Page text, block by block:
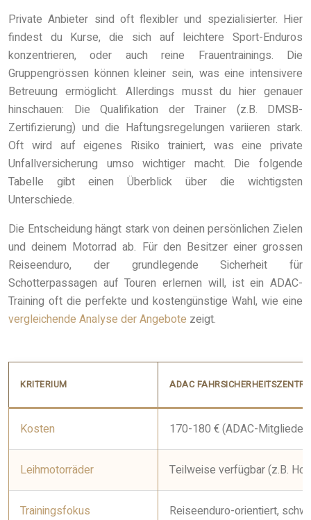
Private Anbieter sind oft flexibler und spezialisierter. Hier
findest du Kurse, die sich auf leichtere Sport-Enduros
konzentrieren, oder auch reine Frauentrainings. Die
Gruppengrössen können kleiner sein, was eine intensivere
Betreuung ermöglicht. Allerdings musst du hier genauer
hinschauen: Die Qualifikation der Trainer (z.B. DMSB-
Zertifizierung) und die Haftungsregelungen variieren stark.
Oft wird auf eigenes Risiko trainiert, was eine private
Unfallversicherung umso wichtiger macht. Die folgende
Tabelle gibt einen Überblick über die wichtigsten
Unterschiede.
Die Entscheidung hängt stark von deinen persönlichen Zielen
und deinem Motorrad ab. Für den Besitzer einer grossen
Reiseenduro, der grundlegende Sicherheit für
Schotterpassagen auf Touren erlernen will, ist ein ADAC-
Training oft die perfekte und kostengünstige Wahl, wie eine
vergleichende Analyse der Angebote zeigt.
KRITERIUM ADAC
Kosten 170-180 € (ADAC-
Leihmotorräder Teilweise verfügbar (z.B.
Trainingsfokus Reiseenduro-orientiert,